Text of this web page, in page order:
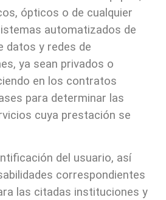
ópticos o de cualquier
automatizados de
datos y redes de
ya sean privados o
en los contratos
para determinar las
cuya prestación se
del usuario, así
correspondientes
las citadas instituciones y